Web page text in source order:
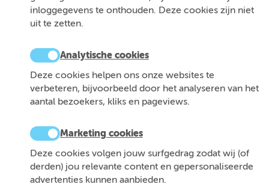
inloggegevens te onthouden. Deze cookies zijn niet
uit te zetten.
Analytische cookies
Deze cookies helpen ons onze websites te
verbeteren, bijvoorbeeld door het analyseren van het
aantal bezoekers, kliks en pageviews.
Marketing cookies
Deze cookies volgen jouw surfgedrag zodat wij (of
derden) jou relevante content en gepersonaliseerde
advertenties kunnen aanbieden.